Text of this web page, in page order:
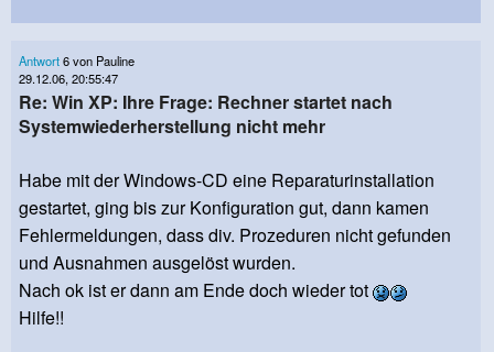
Antwort6 von Pauline
29.12.06, 20:55:47
Re: Win XP: Ihre Frage: Rechner startet nach
Systemwiederherstellung nicht mehr
Habe mit der Windows-CD eine Reparaturinstallation
gestartet, ging bis zur Konfiguration gut, dann kamen
Fehlermeldungen, dass div. Prozeduren nicht gefunden
und Ausnahmen ausgelöst wurden.
Nach ok ist er dann am Ende doch wieder tot
Hilfe!!